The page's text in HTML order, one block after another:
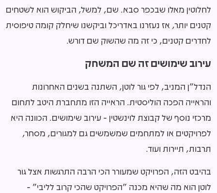
לחלוטין מאלו שבכפר סבא. שם, למשל, הביקוש הוא לשטחים
קטנים יותר, אז נעזרנו באדריכל וביקשנו שיחלק קומה טיפוסית
לחדרים קטנים, כי זה מה שהשוק שם דורש.
עירוב שימושים זה שם המשחק
הנדל"ן המניב, לפי גור לוטן, השתנה בשנים האחרונות
והראייה הפכה הוליסטית. הראייה הזו מתחברת היטב לתחום
מרכזי נוסף של קבוצת לוינשטין - עירוב שימושים. הכוונה היא
לפרויקטים או למתחמים שמשמשים גם למגורים, מסחר,
תרבות, תיירות ועוד.
בהיבט הזה, הפרויקט שמעורר הכי הרבה התרגשות אצל גור
לוטן הוא מה שהיא מכנה "הפרויקט שהכי קרוב לליבי" -